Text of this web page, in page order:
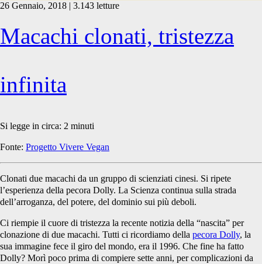
Tag:
<span>clonazione
cina</span>
26 Gennaio, 2018 | 3.143 letture
Macachi clonati, tristezza
infinita
Si legge in circa: 2 minuti
Fonte: Progetto Vivere Vegan
Clonati due macachi da un gruppo di scienziati cinesi. Si ripete
l’esperienza della pecora Dolly. La Scienza continua sulla strada
dell’arroganza, del potere, del dominio sui più deboli.
Ci riempie il cuore di tristezza la recente notizia della “nascita” per
clonazione di due macachi. Tutti ci ricordiamo della pecora Dolly, la
sua immagine fece il giro del mondo, era il 1996. Che fine ha fatto
Dolly? Morì poco prima di compiere sette anni, per complicazioni da